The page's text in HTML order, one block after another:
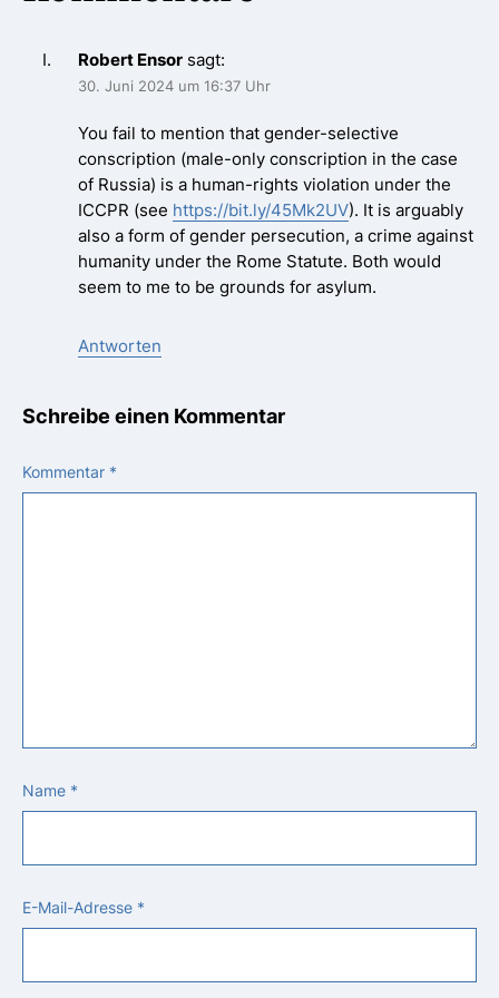
Robert Ensor sagt:
30. Juni 2024 um 16:37 Uhr
You fail to mention that gender-selective
conscription (male-only conscription in the case
of Russia) is a human-rights violation under the
ICCPR (see https://bit.ly/45Mk2UV). It is arguably
also a form of gender persecution, a crime against
humanity under the Rome Statute. Both would
seem to me to be grounds for asylum.
Antworten
Schreibe einen Kommentar
Kommentar *
Name *
E-Mail-Adresse *